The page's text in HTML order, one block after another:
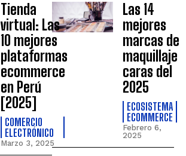
Tienda
virtual: Las
10 mejores
plataformas
ecommerce
en Perú
[2025]
COMERCIO
ELECTRÓNICO
Marzo 3, 2025
Las 14
mejores
marcas de
maquillaje
caras del
2025
ECOSISTEMA
ECOMMERCE
Febrero 6,
2025